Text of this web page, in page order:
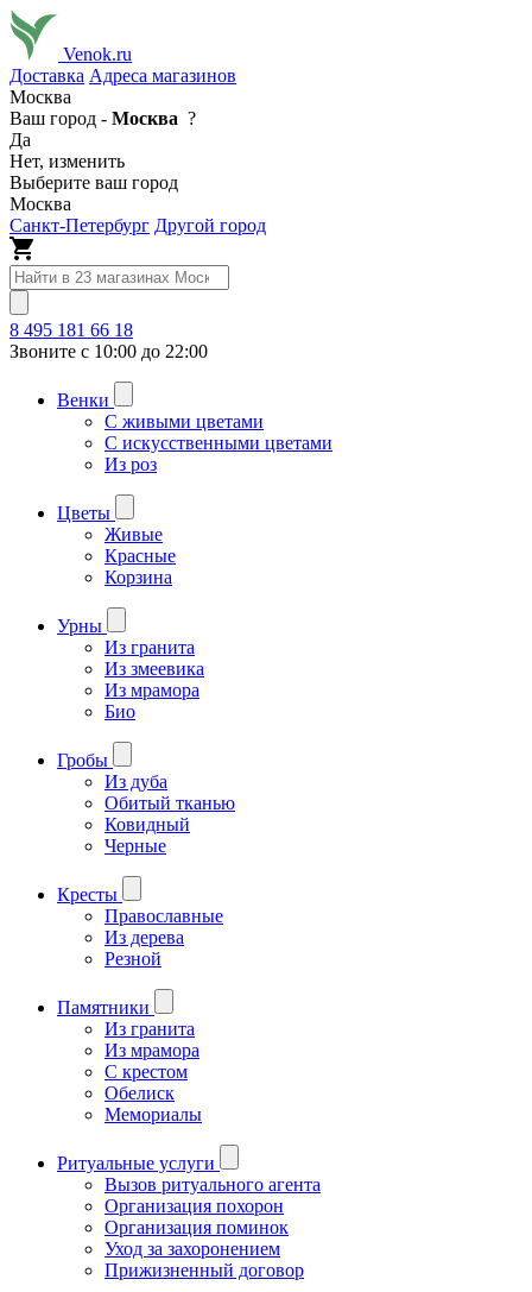
Venok.ru
Доставка Адреса магазинов
Москва
Ваш город - Москва ?
Да
Нет, изменить
Выберите ваш город
Москва
Санкт-Петербург Другой город
8 495 181 66 18
Звоните с 10:00 до 22:00
Венки
С живыми цветами
С искусственными цветами
Из роз
Цветы
Живые
Красные
Корзина
Урны
Из гранита
Из змеевика
Из мрамора
Био
Гробы
Из дуба
Обитый тканью
Ковидный
Черные
Кресты
Православные
Из дерева
Резной
Памятники
Из гранита
Из мрамора
С крестом
Обелиск
Мемориалы
Ритуальные услуги
Вызов ритуального агента
Организация похорон
Организация поминок
Уход за захоронением
Прижизненный договор